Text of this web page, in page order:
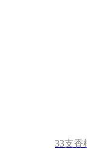
33支香